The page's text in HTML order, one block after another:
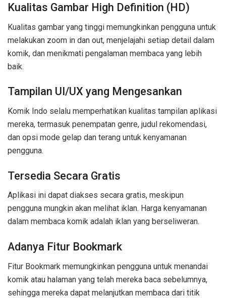
Kualitas Gambar High Definition (HD)
Kualitas gambar yang tinggi memungkinkan pengguna untuk
melakukan zoom in dan out, menjelajahi setiap detail dalam
komik, dan menikmati pengalaman membaca yang lebih
baik.
Tampilan UI/UX yang Mengesankan
Komik Indo selalu memperhatikan kualitas tampilan aplikasi
mereka, termasuk penempatan genre, judul rekomendasi,
dan opsi mode gelap dan terang untuk kenyamanan
pengguna.
Tersedia Secara Gratis
Aplikasi ini dapat diakses secara gratis, meskipun
pengguna mungkin akan melihat iklan. Harga kenyamanan
dalam membaca komik adalah iklan yang berseliweran.
Adanya Fitur Bookmark
Fitur Bookmark memungkinkan pengguna untuk menandai
komik atau halaman yang telah mereka baca sebelumnya,
sehingga mereka dapat melanjutkan membaca dari titik